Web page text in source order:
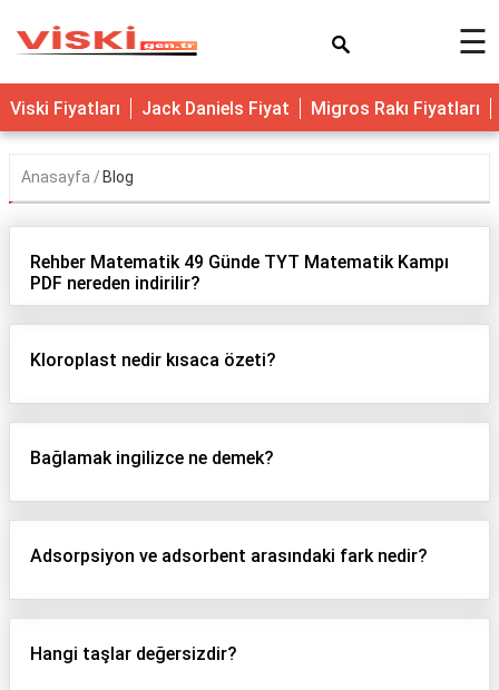
☰
Viski Fiyatları Jack Daniels Fiyat Migros Rakı Fiyatları
Anasayfa Blog
Rehber Matematik 49 Günde TYT Matematik Kampı
PDF nereden indirilir?
Kloroplast nedir kısaca özeti?
Bağlamak ingilizce ne demek?
Adsorpsiyon ve adsorbent arasındaki fark nedir?
Hangi taşlar değersizdir?